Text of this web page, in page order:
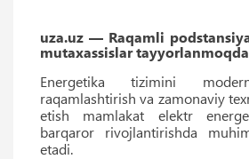
uza.uz — Raqamli
mutaxassislar tayyorlanmoqda
Energetika tizimini
raqamlashtirish va zamonaviy
etish mamlakat elektr
barqaror rivojlantirishda
etadi.